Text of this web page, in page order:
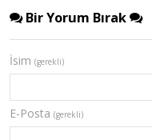
Bir Yorum Bırak
İsim (gerekli)
E-Posta (gerekli)